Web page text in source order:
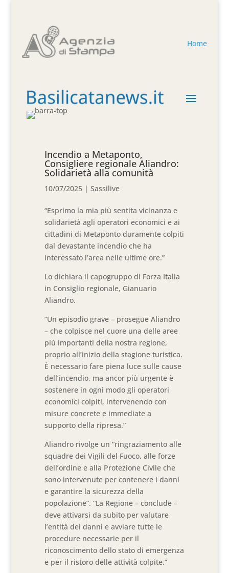
Home
Incendio a Metaponto,
Consigliere regionale Aliandro:
Solidarietà alla comunità
10/07/2025 |Sassilive
“Esprimo la mia più sentita vicinanza e
solidarietà agli operatori economici e ai
cittadini di Metaponto duramente colpiti
dal devastante incendio che ha
interessato l’area nelle ultime ore.”
Lo dichiara il capogruppo di Forza Italia
in Consiglio regionale, Gianuario
Aliandro.
“Un episodio grave – prosegue Aliandro
– che colpisce nel cuore una delle aree
più importanti della nostra regione,
proprio all’inizio della stagione turistica.
È necessario fare piena luce sulle cause
dell’incendio, ma ancor più urgente è
sostenere in ogni modo gli operatori
economici colpiti, intervenendo con
misure concrete e immediate a
supporto della ripresa.”
Aliandro rivolge un “ringraziamento alle
squadre dei Vigili del Fuoco, alle forze
dell’ordine e alla Protezione Civile che
sono intervenute per contenere i danni
e garantire la sicurezza della
popolazione”. “La Regione – conclude –
deve attivarsi da subito per valutare
l’entità dei danni e avviare tutte le
procedure necessarie per il
riconoscimento dello stato di emergenza
e per il ristoro delle attività colpite.”